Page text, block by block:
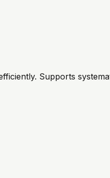
Supports